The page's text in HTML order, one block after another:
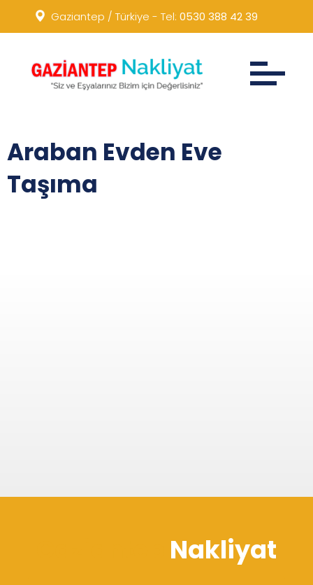
Gaziantep / Türkiye - Tel: 0530 388 42 39
Araban Evden Eve
Taşıma
Nakliyat